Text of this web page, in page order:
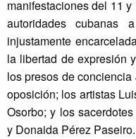
manifestaciones del 11
autoridades
injustamente
la libertad de expresión
los presos de
oposición; los artistas
Osorbo; y los
y Donaida Pérez Paseiro.